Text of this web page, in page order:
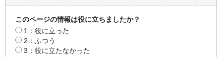
このページの情報は役に立ちましたか？
1：役に立った
2：ふつう
3：役に立たなかった